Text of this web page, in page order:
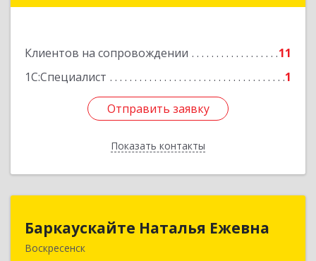
Клиентов на сопровождении
11
1С:Специалист
1
Отправить заявку
Показать контакты
Отправить заявку
Назад
Баркаускайте Наталья Ежевна
Воскресенск
Баркаускайте Наталья Ежевна
140222, Московская обл, Воскресенский р-н,